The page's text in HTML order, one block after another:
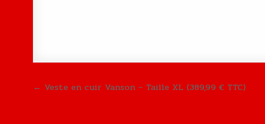
Navigation de l’article
← Veste en cuir Vanson – Taille XL (389,99 € TTC)